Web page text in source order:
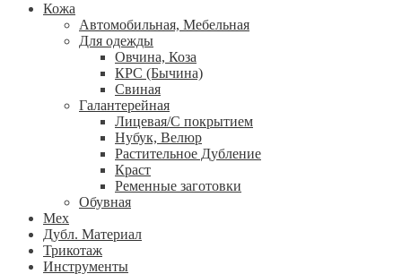
Кожа
Автомобильная, Мебельная
Для одежды
Овчина, Коза
КРС (Бычина)
Свиная
Галантерейная
Лицевая/С покрытием
Нубук, Велюр
Растительное Дубление
Краст
Ременные заготовки
Обувная
Мех
Дубл. Материал
Трикотаж
Инструменты